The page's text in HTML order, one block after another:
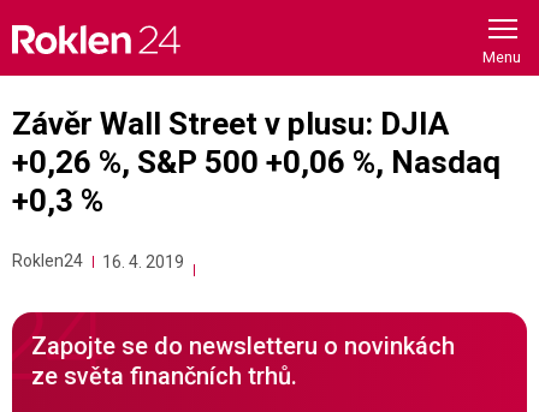
content
Závěr Wall Street v plusu: DJIA
+0,26 %, S&P 500 +0,06 %, Nasdaq
+0,3 %
Roklen24 16. 4. 2019
Zapojte se do newsletteru o novinkách
ze světa finančních trhů.